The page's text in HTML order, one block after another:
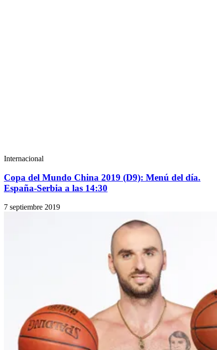
Internacional
Copa del Mundo China 2019 (D9): Menú del día.
España-Serbia a las 14:30
7 septiembre 2019